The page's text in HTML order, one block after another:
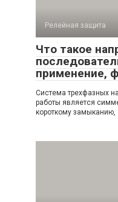
Релейная защита
Что такое
применение,
Система трехфазных
работы является
короткому замыканию,